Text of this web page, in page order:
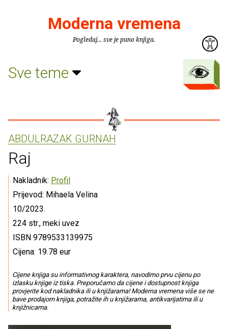
Moderna vremena
Pogledaj... sve je puno knjiga.
Sve teme
ABDULRAZAK GURNAH
Raj
Nakladnik: Profil
Prijevod: Mihaela Velina
10/2023.
224 str., meki uvez
ISBN 9789533139975
Cijena: 19.78 eur
Cijene knjiga su informativnog karaktera, navodimo prvu cijenu po
izlasku knjige iz tiska. Preporučamo da cijene i dostupnost knjiga
provjerite kod nakladnika ili u knjižarama! Moderna vremena više se ne
bave prodajom knjiga, potražite ih u knjižarama, antikvarijatima ili u
knjižnicama.